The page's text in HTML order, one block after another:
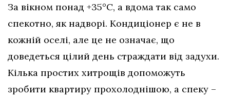
За вікном понад +35°C, а вдома так само
спекотно, як надворі. Кондиціонер є не в
кожній оселі, але це не означає, що
доведеться цілий день страждати від задухи.
Кілька простих хитрощів допоможуть
зробити квартиру прохолоднішою, а спеку –